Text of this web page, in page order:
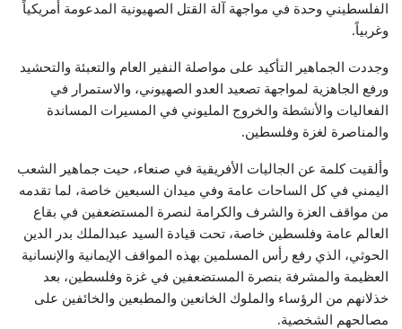
الفلسطيني وحدة في مواجهة آلة القتل الصهيونية المدعومة أمريكياً
وغربياً.
وجددت الجماهير التأكيد على مواصلة النفير العام والتعبئة والتحشيد
ورفع الجاهزية لمواجهة تصعيد العدو الصهيوني، والاستمرار في
الفعاليات والأنشطة والخروج المليوني في المسيرات المساندة
والمناصرة لغزة وفلسطين.
وألقيت كلمة عن الجاليات الأفريقية في صنعاء، حيت جماهير الشعب
اليمني في كل الساحات عامة وفي ميدان السبعين خاصة، لما تقدمه
من مواقف العزة والشرف والكرامة لنصرة المستضعفين في بقاع
العالم عامة وفلسطين خاصة، تحت قيادة السيد عبدالملك بدر الدين
الحوثي، الذي رفع رأس المسلمين بهذه المواقف الإيمانية والإنسانية
العظيمة والمشرفة بنصرة المستضعفين في غزة وفلسطين، بعد
خذلانهم من الرؤساء والملوك الخانعين والمطبعين والخائفين على
مصالحهم الشخصية.